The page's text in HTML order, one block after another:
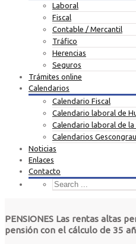
Laboral
Fiscal
Contable / Mercantil
Tráfico
Herencias
Seguros
Trámites online
Calendarios
Calendario Fiscal
Calendario laboral de
Calendario laboral de la
Calendarios
Noticias
Enlaces
Contacto
PENSIONES Las rentas altas
pensión con el cálculo de 35